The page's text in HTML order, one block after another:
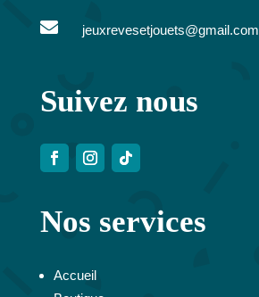
e
 jeuxrevesetjouets@gmail.com
Suivez nous
Nos services
Accueil